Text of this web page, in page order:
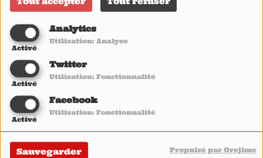
Analytics
Activé
Utilisation: Analyse
Twitter
Activé
Utilisation: Fonctionnalité
Facebook
Activé
Utilisation: Fonctionnalité
Sauvegarder Propulsé par Orejime
© 2019 HEAVY1